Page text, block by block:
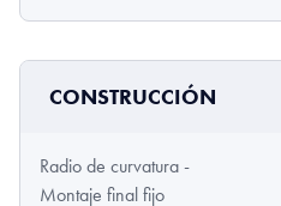
CONSTRUCCIÓN
Radio de curvatura -
Montaje final fijo